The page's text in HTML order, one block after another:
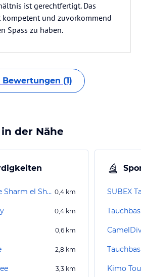
ist gerechtfertigt. Das
kompetent und zuvorkommend
Spass zu haben.
Bewertungen (1)
der Nähe
Strandpromenade Sharm el Sheikh 0,4 km
0,4 km
0,6 km
2,8 km
3,3 km Kimo